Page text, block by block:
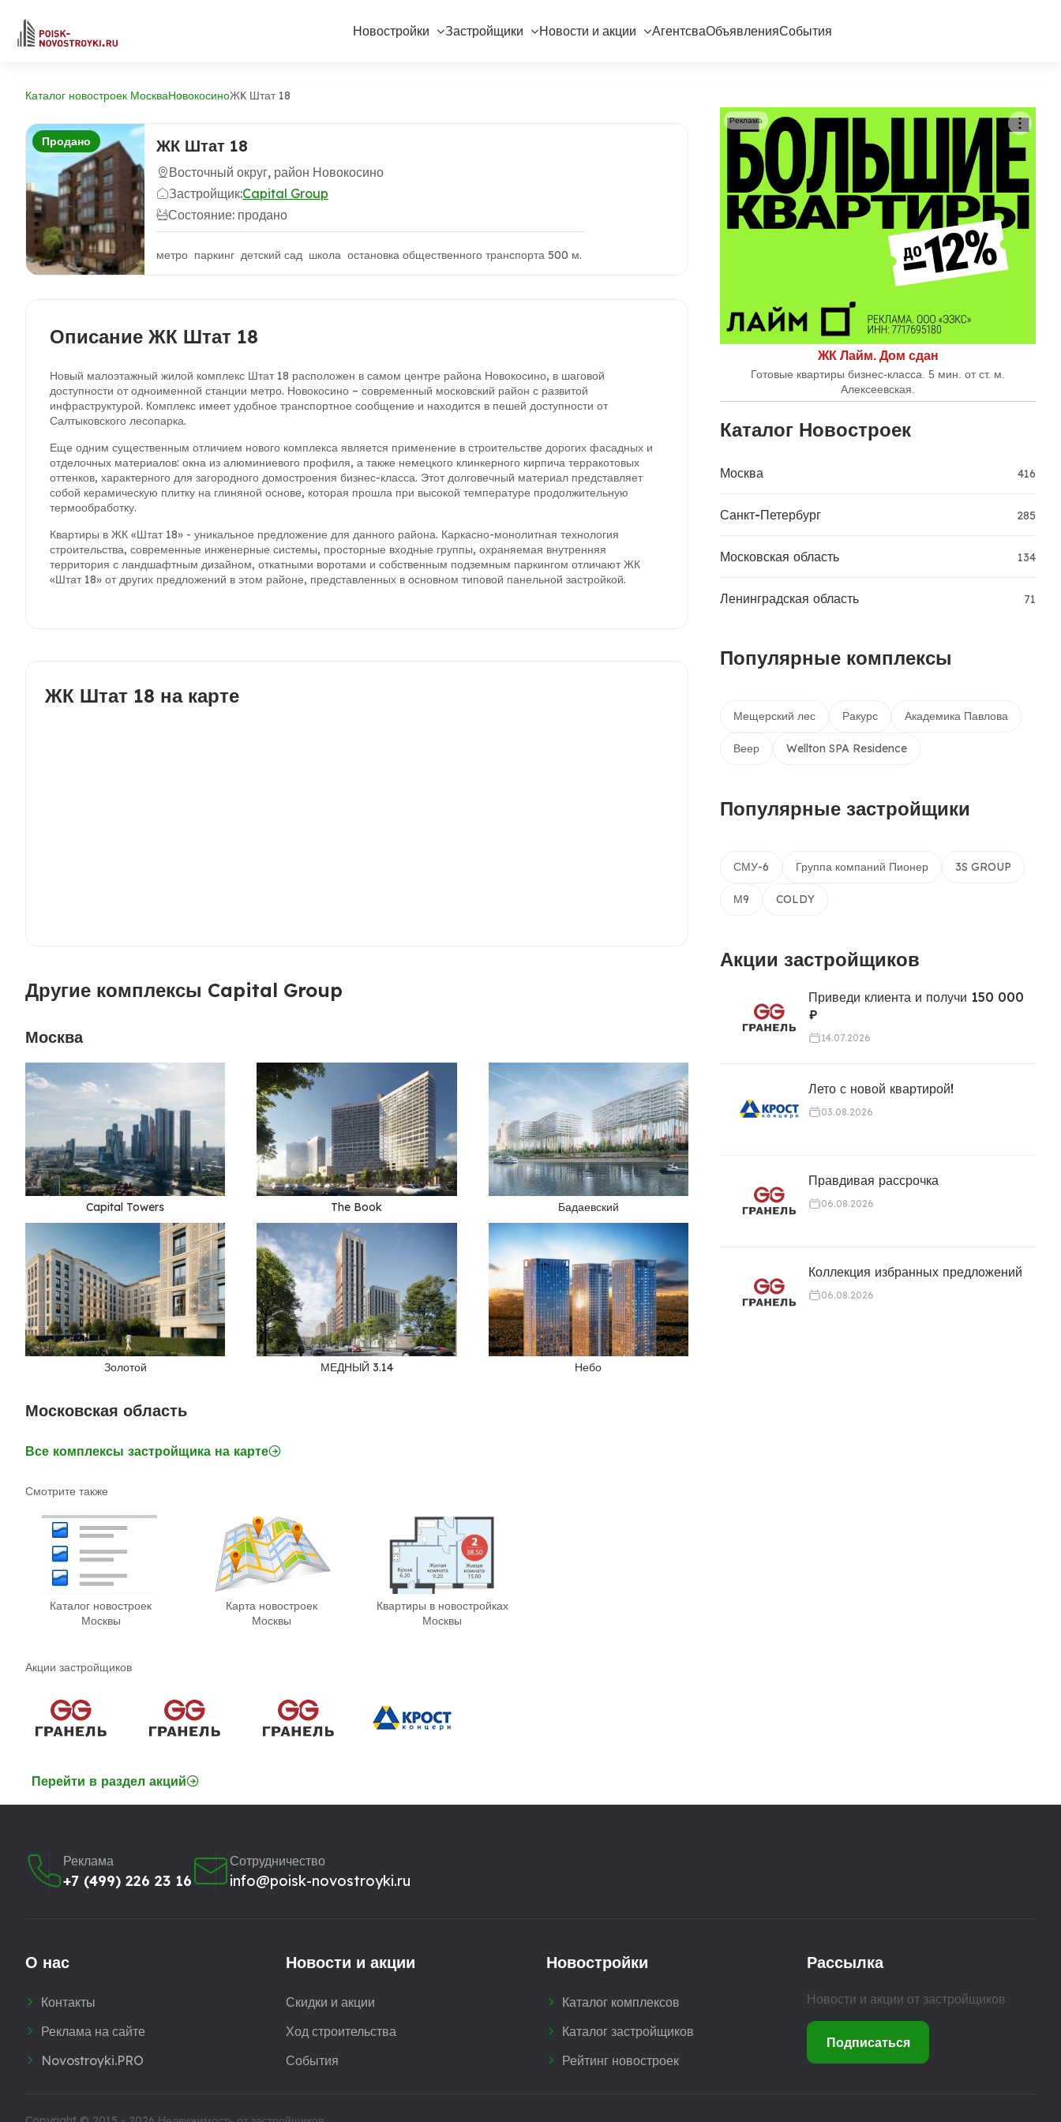
Новостройки Застройщики Новости и акции АгентсваОбъявленияСобытия
Каталог новостроек МоскваНовокосиноЖК Штат 18
Продано ЖК Штат 18
Восточный округ, район Новокосино
Застройщик:Capital Group
Состояние: продано
метро паркинг детский сад школа остановка общественного транспорта 500 м.
Описание ЖК Штат 18
Новый малоэтажный жилой комплекс Штат 18 расположен в самом центре района Новокосино, в шаговой
доступности от одноименной станции метро. Новокосино – современный московский район с развитой
инфраструктурой. Комплекс имеет удобное транспортное сообщение и находится в пешей доступности от
Салтыковского лесопарка.
Еще одним существенным отличием нового комплекса является применение в строительстве дорогих фасадных и
отделочных материалов: окна из алюминиевого профиля, а также немецкого клинкерного кирпича терракотовых
оттенков, характерного для загородного домостроения бизнес-класса. Этот долговечный материал представляет
собой керамическую плитку на глиняной основе, которая прошла при высокой температуре продолжительную
термообработку.
Квартиры в ЖК «Штат 18» - уникальное предложение для данного района. Каркасно-монолитная технология
строительства, современные инженерные системы, просторные входные группы, охраняемая внутренняя
территория с ландшафтным дизайном, откатными воротами и собственным подземным паркингом отличают ЖК
«Штат 18» от других предложений в этом районе, представленных в основном типовой панельной застройкой.
ЖК Штат 18 на карте
Другие комплексы Capital Group
Москва
Capital Towers The Book Бадаевский
Золотой МЕДНЫЙ 3.14 Небо
Московская область
Все комплексы застройщика на карте
Смотрите также
Каталог новостроек
Москвы
Карта новостроек
Москвы
Квартиры в новостройках
Москвы
Акции застройщиков
Перейти в раздел акций
ЖК Лайм. Дом сдан
Готовые квартиры бизнес-класса. 5 мин. от ст. м.
Алексеевская.
Реклама
Каталог Новостроек
Москва 416
Санкт-Петербург 285
Московская область 134
Ленинградская область 71
Популярные комплексы
Мещерский лес Ракурс Академика Павлова
Веер Wellton SPA Residence
Популярные застройщики
СМУ-6 Группа компаний Пионер 3S GROUP
М9 COLDY
Акции застройщиков
Приведи клиента и получи 150 000
₽
14.07.2026
Лето с новой квартирой!
03.08.2026
Правдивая рассрочка
06.08.2026
Коллекция избранных предложений
06.08.2026
Реклама
+7 (499) 226 23 16
Сотрудничество
info@poisk-novostroyki.ru
О нас
Контакты
Реклама на сайте
Novostroyki.PRO
Новости и акции
Скидки и акции
Ход строительства
События
Новостройки
Каталог комплексов
Каталог застройщиков
Рейтинг новостроек
Рассылка
Новости и акции от застройщиков
Подписаться